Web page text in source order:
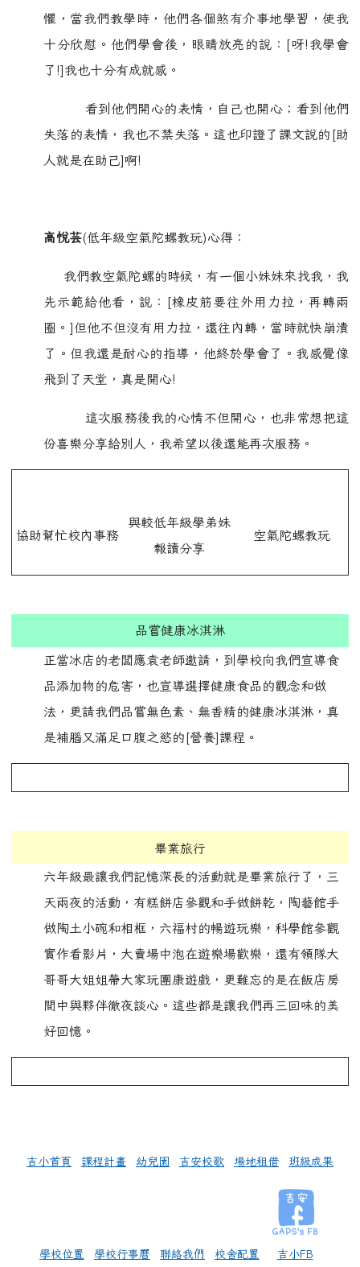
懼，當我們教學時，他們各個煞有介事地學習，使我
十分欣慰。他們學會後，眼睛放亮的說：[呀!我學會
了!]我也十分有成就感。
看到他們開心的表情，自己也開心；看到他們
失落的表情，我也不禁失落。這也印證了課文說的[助
人就是在助己]啊!
高悅芸(低年級空氣陀螺教玩)心得：
我們教空氣陀螺的時候，有一個小妹妹來找我，我
先示範給他看，說：[橡皮筋要往外用力拉，再轉兩
圈。]但他不但沒有用力拉，還往內轉，當時就快崩潰
了。但我還是耐心的指導，他終於學會了。我感覺像
飛到了天堂，真是開心!
這次服務後我的心情不但開心，也非常想把這
份喜樂分享給別人，我希望以後還能再次服務。
協助幫忙校內事務
與較低年級學弟妹
報讀分享
空氣陀螺教玩
品嘗健康冰淇淋
正當冰店的老闆應袁老師邀請，到學校向我們宣導食
品添加物的危害，也宣導選擇健康食品的觀念和做
法，更請我們品嘗無色素、無香精的健康冰淇淋，真
是補腦又滿足口腹之慾的[營養]課程。
畢業旅行
六年級最讓我們記憶深長的活動就是畢業旅行了，三
天兩夜的活動，有糕餅店參觀和手做餅乾，陶藝館手
做陶土小碗和相框，六福村的暢遊玩樂，科學館參觀
實作看影片，大賣場中泡在遊樂場歡樂，還有領隊大
哥哥大姐姐帶大家玩團康遊戲，更難忘的是在飯店房
間中與夥伴徹夜談心。這些都是讓我們再三回味的美
好回憶。
吉小首頁 課程計畫 幼兒園 吉安校歌 場地租借 班級成果
學校位置 學校行事曆 聯絡我們 校舍配置 吉小FB